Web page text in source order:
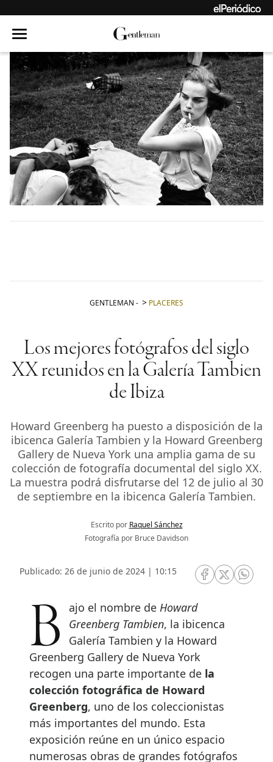
GENTLEMAN - PLACERES
Los mejores fotógrafos del siglo
XX reunidos en la Galería Tambien
de Ibiza
Howard Greenberg ha puesto a disposición de la
ibicenca Galería Tambien y la Howard Greenberg
Gallery de Nueva York una amplia gama de su
colección de fotografía documental del siglo XX.
La muestra podrá disfrutarse del 12 de julio al 30
de septiembre en la ibicenca Galería Tambien.
Escrito por Raquel Sánchez
Fotografía por Bruce Davidson
Publicado: 26 de junio de 2024 | 10:15
RRSS Facebook
RRSSRRSS
Bajo el nombre de Howard
Greenberg Tambien, la ibicenca
Galería Tambien y la Howard
Greenberg Gallery de Nueva York
recogen una parte importante de la
colección fotográfica de Howard
Greenberg, uno de los coleccionistas
más importantes del mundo. Esta
exposición reúne en un único espacio
numerosas obras de grandes fotógrafos